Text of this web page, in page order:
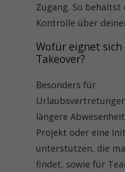
Zugang. So behältst
Kontrolle über
Wofür eignet sich
Takeover?
Besonders für
längere
Projekt oder eine
unterstützen, die
findet, sowie für